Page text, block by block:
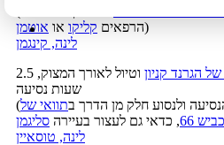
הרפאים קליקו או אוטמן
)
לינה, קינגמן
הגרנד קניון
וטיול לאורך המצוק, 2.5
שעות נסיעה
ולנסוע חלק מן הדרך בתוואי של
כביש 66
, כדאי גם לעצור בעיירה סליגמן
לינה, טוסאיין